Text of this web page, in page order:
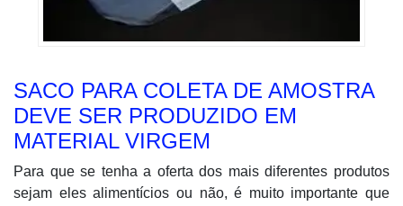
SACO PARA COLETA DE AMOSTRA
DEVE SER PRODUZIDO EM
MATERIAL VIRGEM
Para que se tenha a oferta dos mais diferentes produtos
sejam eles alimentícios ou não, é muito importante que